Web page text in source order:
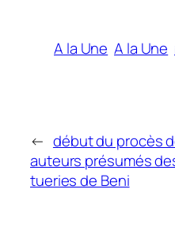
A la Une A la Une
← début du procès
auteurs présumés
tueries de Beni